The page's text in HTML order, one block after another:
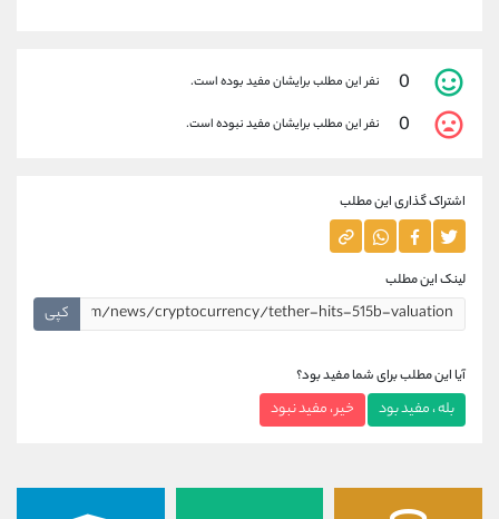
0 نفر این مطلب برایشان مفید بوده است.
0 نفر این مطلب برایشان مفید نبوده است.
اشتراک گذاری این مطلب
لینک این مطلب
کپی
آیا این مطلب برای شما مفید بود؟
بله ، مفید بود خیر ، مفید نبود